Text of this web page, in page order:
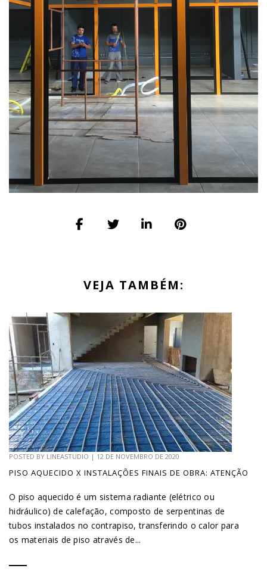
VEJA TAMBÉM:
POSTED BY LINEASTUDIO | 12 DE NOVEMBRO DE 2020
PISO AQUECIDO X INSTALAÇÕES FINAIS DE OBRA: ATENÇÃO
O piso aquecido é um sistema radiante (elétrico ou
hidráulico) de calefação, composto de serpentinas de
tubos instalados no contrapiso, transferindo o calor para
os materiais de piso através de...